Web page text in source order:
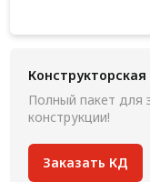
Полный пакет для
конструкции!
Заказать КД